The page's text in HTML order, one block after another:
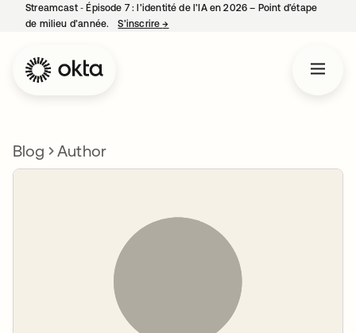
Streamcast ‑ Épisode 7 : l’identité de l’IA en 2026 – Point d’étape
de milieu d’année.
S’inscrire→
Blog Author